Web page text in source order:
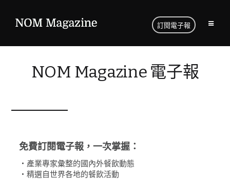
訂閱電子報
NOM Magazine 電子報
免費訂閱電子報，一次掌握：
・產業專家彙整的國內外餐飲動態
・精選自世界各地的餐飲活動